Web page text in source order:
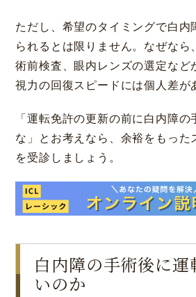
ただし、希望のタイミングで白内
られるとは限りません。なぜなら
術前検査、眼内レンズの選定など
視力の回復スピードには個人差が
「運転免許の更新の前に白内障
な」とお考えなら、余裕をもった
を受診しましょう。
白内障の手術後に運
いのか